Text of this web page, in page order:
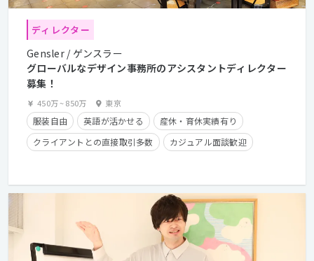
ディレクター
Gensler / ゲンスラー
グローバルなデザイン事務所のアシスタントディレクター
募集！
450万~850万 東京
服装自由 英語が活かせる
産休・育休実績有り
クライアントとの直接取引多数
カジュアル面談歓迎
在宅勤務可